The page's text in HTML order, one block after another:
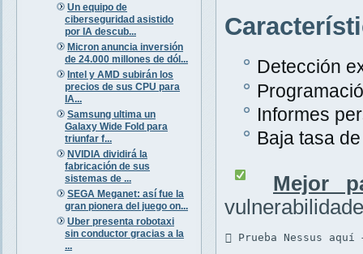
Un equipo de
ciberseguridad asistido
por IA descub...
Micron anuncia inversión
de 24.000 millones de dól...
Intel y AMD subirán los
precios de sus CPU para
IA...
Samsung ultima un
Galaxy Wide Fold para
triunfar f...
NVIDIA dividirá la
fabricación de sus
sistemas de ...
SEGA Meganet: así fue la
gran pionera del juego on...
Uber presenta robotaxi
sin conductor gracias a la
...
Detección
Informes
Baja tasa
Mejor
 Prueba Nessus aquí